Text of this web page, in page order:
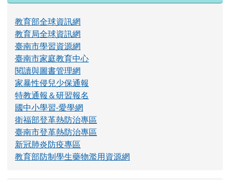
教育部全球資訊網
教育局全球資訊網
臺南市學習資源網
臺南市家庭教育中心
閱讀與圖書管理網
家暴性侵兒少保通報
特教通報＆研習報名
國中小學習-愛學網
衛福部登革熱防治專區
臺南市登革熱防治專區
新冠肺炎防疫專區
教育部防制學生藥物濫用資源網